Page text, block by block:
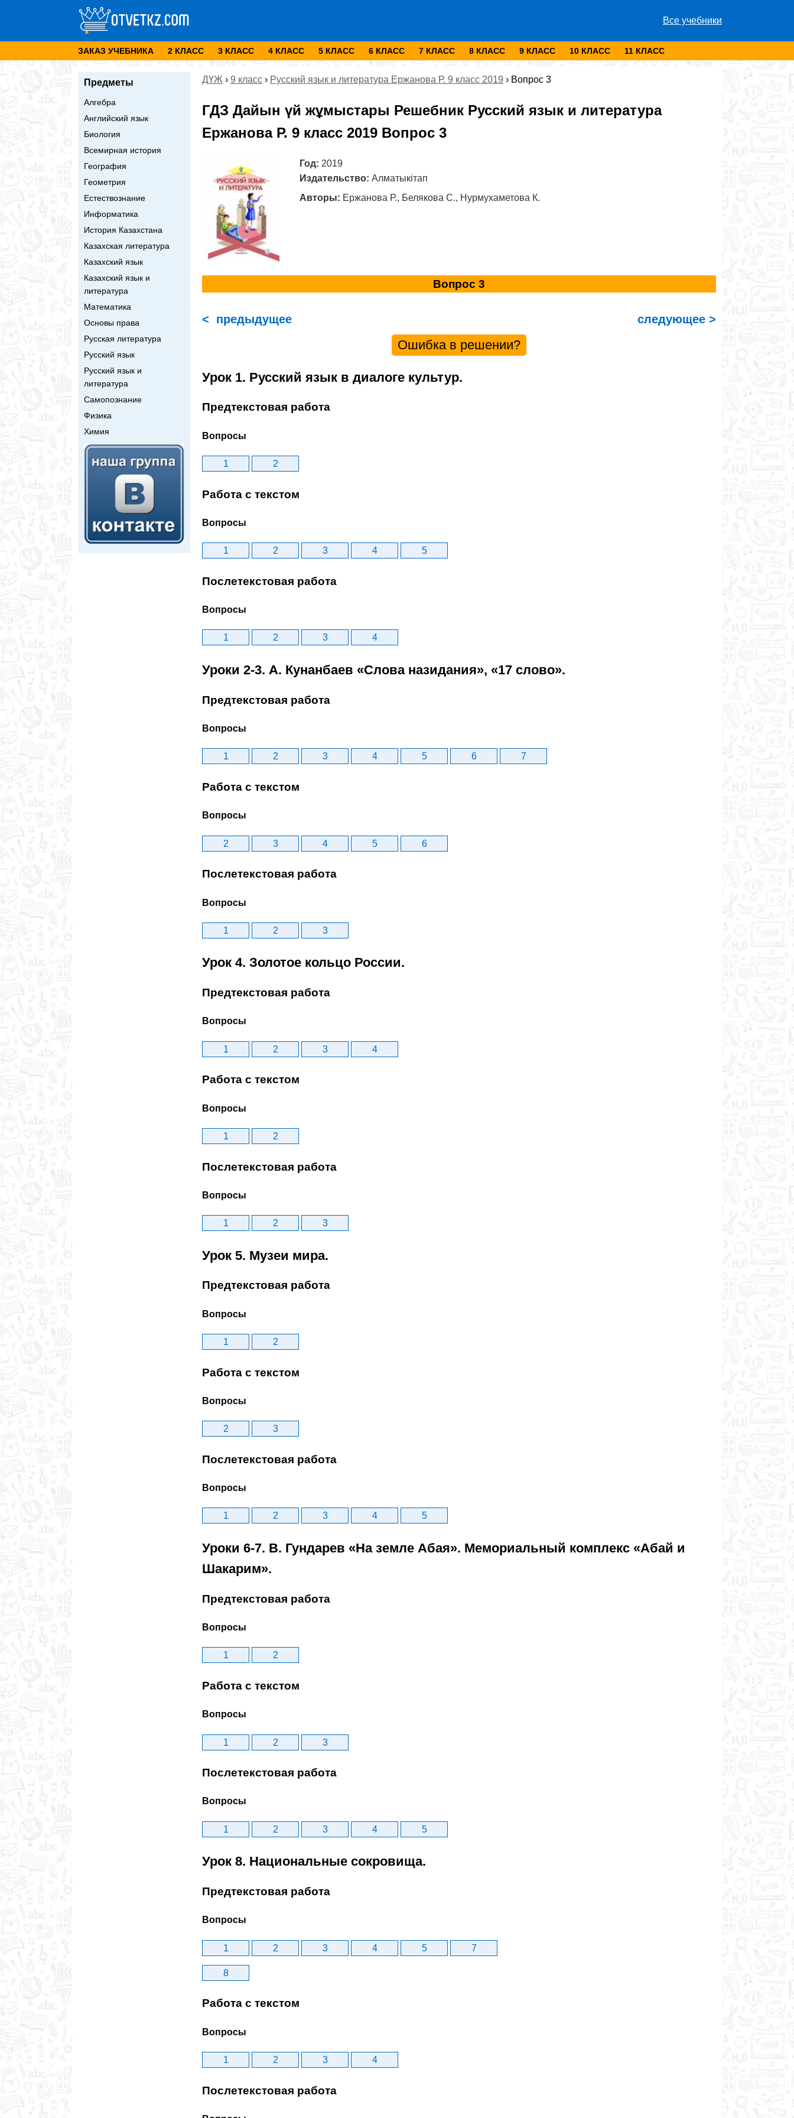
Все учебники
ЗАКАЗ УЧЕБНИКА 2 КЛАСС 3 КЛАСС 4 КЛАСС 5 КЛАСС 6 КЛАСС 7 КЛАСС 8 КЛАСС 9 КЛАСС 10 КЛАСС 11 КЛАСС
Предметы
Алгебра
Английский язык
Биология
Всемирная история
География
Геометрия
Естествознание
Информатика
История Казахстана
Казахская литература
Казахский язык
Казахский язык и
литература
Математика
Основы права
Русская литература
Русский язык
Русский язык и
литература
Самопознание
Физика
Химия
ДҮЖ › 9 класс › Русский язык и литература Ержанова Р. 9 класс 2019 › Вопрос 3
ГДЗ Дайын үй жұмыстары Решебник Русский язык и литература
Ержанова Р. 9 класс 2019 Вопрос 3
Год: 2019
Издательство: Алматыкітап
Авторы: Ержанова Р., Белякова С., Нурмухаметова К.
Вопрос 3
< предыдущее следующее >
Ошибка в решении?
Урок 1. Русский язык в диалоге культур.
Предтекстовая работа
Вопросы
1 2
Работа с текстом
Вопросы
1 2 3 4 5
Послетекстовая работа
Вопросы
1 2 3 4
Уроки 2-3. A. Кунанбаев «Слова назидания», «17 слово».
Предтекстовая работа
Вопросы
1 2 3 4 5 6 7
Работа с текстом
Вопросы
2 3 4 5 6
Послетекстовая работа
Вопросы
1 2 3
Урок 4. Золотое кольцо России.
Предтекстовая работа
Вопросы
1 2 3 4
Работа с текстом
Вопросы
1 2
Послетекстовая работа
Вопросы
1 2 3
Урок 5. Музеи мира.
Предтекстовая работа
Вопросы
1 2
Работа с текстом
Вопросы
2 3
Послетекстовая работа
Вопросы
1 2 3 4 5
Уроки 6-7. В. Гундарев «На земле Абая». Мемориальный комплекс «Абай и
Шакарим».
Предтекстовая работа
Вопросы
1 2
Работа с текстом
Вопросы
1 2 3
Послетекстовая работа
Вопросы
1 2 3 4 5
Урок 8. Национальные сокровища.
Предтекстовая работа
Вопросы
1 2 3 4 5 7
8
Работа с текстом
Вопросы
1 2 3 4
Послетекстовая работа